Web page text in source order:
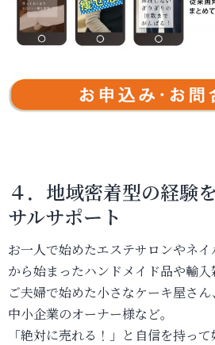
４． 地域密着型の経験
サルサポート
お一人で始めたエステサロンやネ
から始まったハンドメイド品や輸入
ご夫婦で始めた小さなケーキ屋さ
中小企業のオーナー様など。
「絶対に売れる！」と自信を持っ